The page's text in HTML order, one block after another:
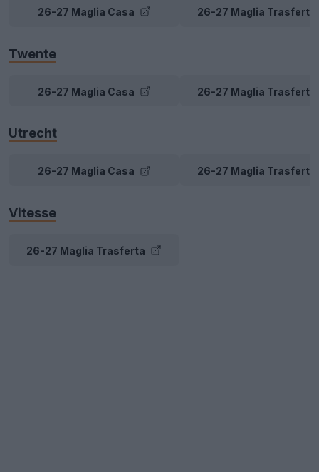
26-27 Maglia Casa 26-27 Maglia Trasferta
Twente
26-27 Maglia Casa 26-27 Maglia Trasferta
Utrecht
26-27 Maglia Casa 26-27 Maglia Trasferta
Vitesse
26-27 Maglia Trasferta